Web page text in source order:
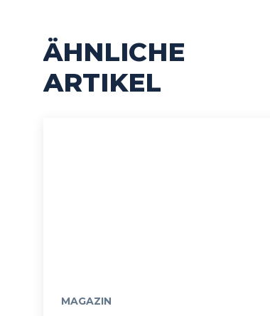
WhatsAppÄHNLICHE
ARTIKEL
MAGAZIN